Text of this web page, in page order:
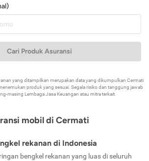
Cari Produk Asuransi
yang ditampilkan merupakan data yang dikumpulkan Cermati
produk yang sesuai. Segala risiko dan tanggung jawab
masing Lembaga Jasa Keuangan atau mitra terkait.
mobil di Cermati
rekanan di Indonesia
bengkel rekanan yang luas di seluruh